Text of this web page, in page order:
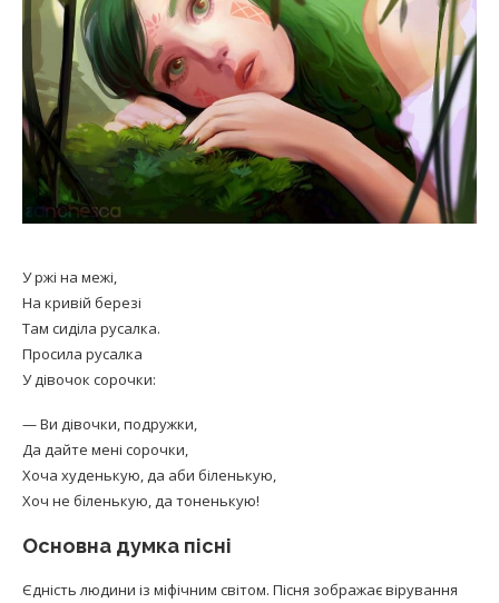
У ржі на межі,
На кривій березі
Там сиділа русалка.
Просила русалка
У дівочок сорочки:
— Ви дівочки, подружки,
Да дайте мені сорочки,
Хоча худенькую, да аби біленькую,
Хоч не біленькую, да тоненькую!
Основна думка пісні
Єдність людини із міфічним світом. Пісня зображає вірування